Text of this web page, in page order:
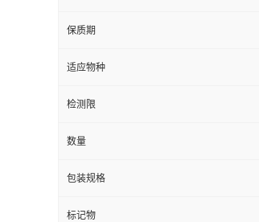
保质期
适应物种
检测限
数量
包装规格
标记物